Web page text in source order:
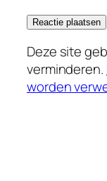
Deze site
verminderen.
worden